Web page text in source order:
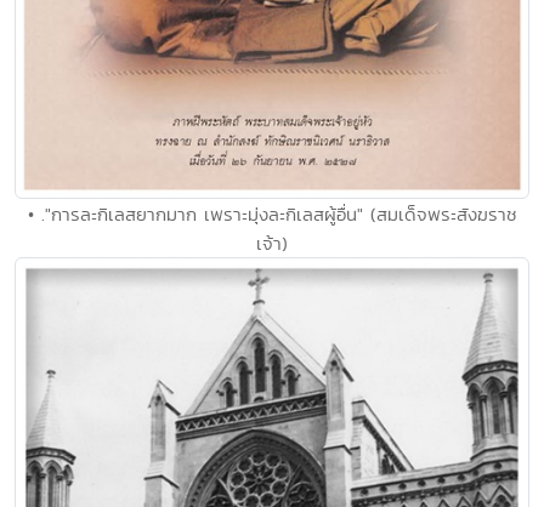
• ."การละกิเลสยากมาก เพราะมุ่งละกิเลสผู้อื่น" (สมเด็จพระสังฆราช
เจ้า)